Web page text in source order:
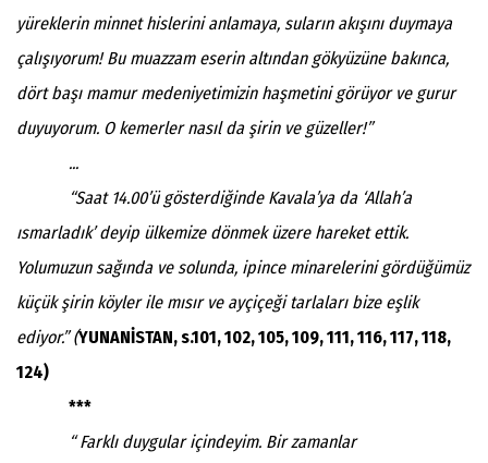
yüreklerin minnet hislerini anlamaya, suların akışını duymaya
çalışıyorum! Bu muazzam eserin altından gökyüzüne bakınca,
dört başı mamur medeniyetimizin haşmetini görüyor ve gurur
duyuyorum. O kemerler nasıl da şirin ve güzeller!”
...
“Saat 14.00’ü gösterdiğinde Kavala’ya da ‘Allah’a
ısmarladık’ deyip ülkemize dönmek üzere hareket ettik.
Yolumuzun sağında ve solunda, ipince minarelerini gördüğümüz
küçük şirin köyler ile mısır ve ayçiçeği tarlaları bize eşlik
ediyor.” (YUNANİSTAN, s.101, 102, 105, 109, 111, 116, 117, 118,
124)
***
“ Farklı duygular içindeyim. Bir zamanlar